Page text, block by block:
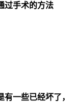
过手术的方法
一些已经坏了，